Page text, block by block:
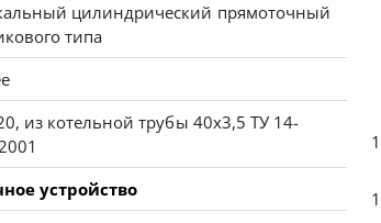
цилиндрический прямоточный
типа
из котельной трубы 40х3,5 ТУ 14-
устройство